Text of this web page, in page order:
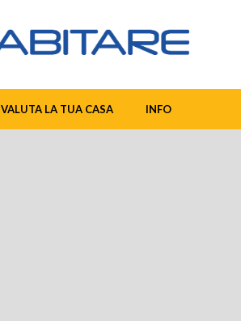
VALUTA LA TUA CASA INFO